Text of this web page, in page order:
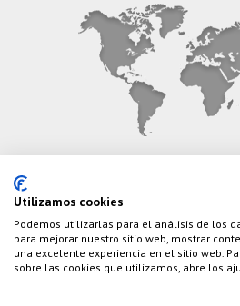
Teléfono: (+34) 626 495 499
E-Mail: info@cazaylibros.com
Utilizamos cookies
Podemos utilizarlas para el análisis de los
para mejorar nuestro sitio web, mostrar
una excelente experiencia en el sitio web.
sobre las cookies que utilizamos, abre los